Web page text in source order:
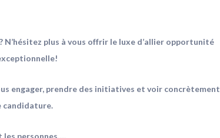
N’hésitez plus à vous offrir le luxe d’allier opportunité
engager, prendre des initiatives et voir concrètement
candidature.
les personnes….